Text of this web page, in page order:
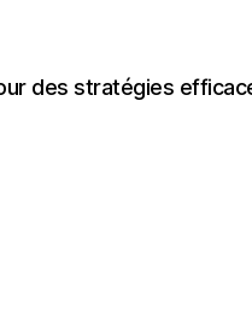
des stratégies